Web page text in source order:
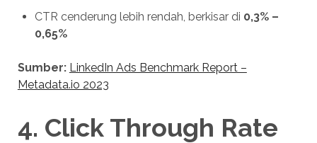
CTR cenderung lebih rendah, berkisar di 0,3% –
0,65%
Sumber: LinkedIn Ads Benchmark Report –
Metadata.io 2023
4. Click Through Rate